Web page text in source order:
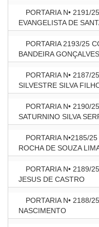
PORTARIA N• 2191/
EVANGELISTA DE
PORTARIA 2193/25
BANDEIRA GONÇALVES
PORTARIA N• 2187/
SILVESTRE SILVA
PORTARIA N• 2190/
SATURNINO SILVA
PORTARIA N•2185/
ROCHA DE SOUZA
PORTARIA N• 2189/
JESUS DE CASTRO
PORTARIA N• 2188/
NASCIMENTO